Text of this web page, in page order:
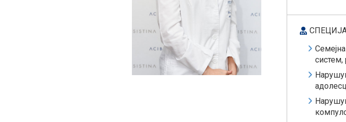
систем,